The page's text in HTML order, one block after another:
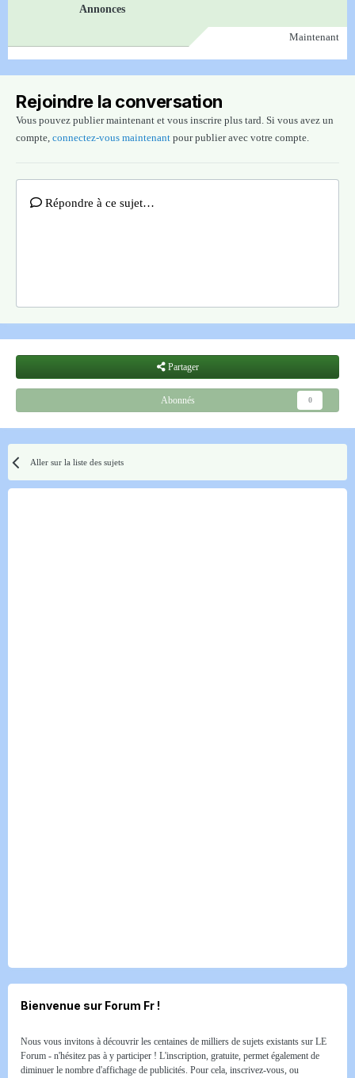
Annonces
Maintenant
Rejoindre la conversation
Vous pouvez publier maintenant et vous inscrire plus tard. Si vous avez un
compte, connectez-vous maintenant pour publier avec votre compte.
Répondre à ce sujet…
Partager
Abonnés 0
Aller sur la liste des sujets
Bienvenue sur Forum Fr !
Nous vous invitons à découvrir les centaines de milliers de sujets existants sur LE
Forum - n'hésitez pas à y participer ! L'inscription, gratuite, permet également de
diminuer le nombre d'affichage de publicités. Pour cela, inscrivez-vous, ou